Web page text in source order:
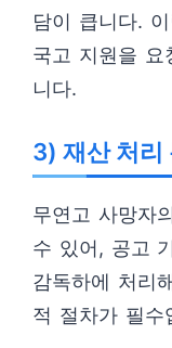
담이 큽니다.
국고 지원을 요
니다.
3) 재산 처리
무연고 사망자
수 있어, 공고
감독하에 처리
적 절차가 필수